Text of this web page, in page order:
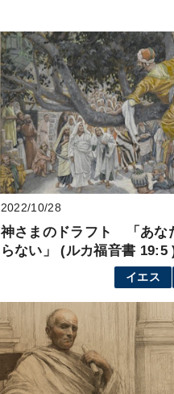
2022/10/28
神さまのドラフト 「あな
らない」 (ルカ福音書 19:5
イエス